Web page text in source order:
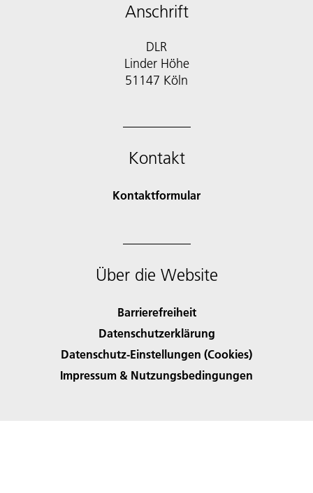
Anschrift
DLR
Linder Höhe
51147 Köln
Kontakt
Kontaktformular
Über die Website
Barrierefreiheit
Datenschutzerklärung
Datenschutz-Einstellungen (Cookies)
Impressum & Nutzungsbedingungen